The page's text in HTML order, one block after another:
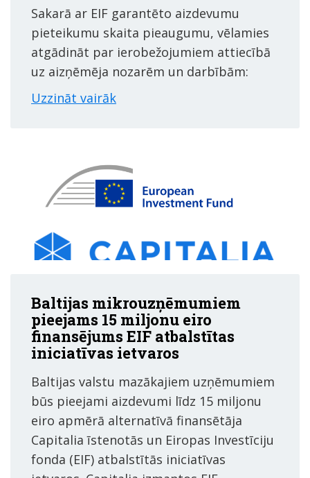
Sakarā ar EIF garantēto aizdevumu
pieteikumu skaita pieaugumu, vēlamies
atgādināt par ierobežojumiem attiecībā
uz aizņēmēja nozarēm un darbībām:
Uzzināt vairāk
Baltijas mikrouzņēmumiem
pieejams 15 miljonu eiro
finansējums EIF atbalstītas
iniciatīvas ietvaros
Baltijas valstu mazākajiem uzņēmumiem
būs pieejami aizdevumi līdz 15 miljonu
eiro apmērā alternatīvā finansētāja
Capitalia īstenotās un Eiropas Investīciju
fonda (EIF) atbalstītās iniciatīvas